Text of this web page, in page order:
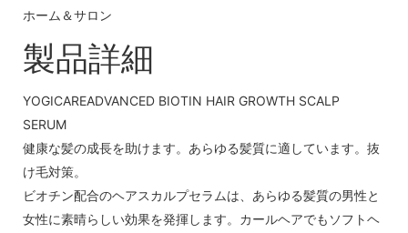
ホーム＆サロン
製品詳細
YOGICAREADVANCED BIOTIN HAIR GROWTH SCALP
SERUM
健康な髪の成長を助けます。あらゆる髪質に適しています。抜
け毛対策。
ビオチン配合のヘアスカルプセラムは、あらゆる髪質の男性と
女性に素晴らしい効果を発揮します。カールヘアでもソフトヘ